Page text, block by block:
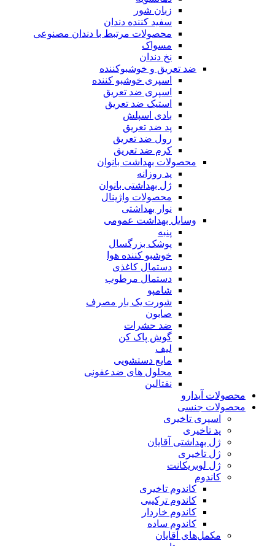
زبان شور
سفید کننده دندان
محصولات مرتبط با دندان مصنوعی
مسواک
نخ دندان
ضد تعریق و خوشبوکننده
اسپری خوشبو کننده
اسپری ضد تعریق
استیک ضد تعریق
بادی اسپلش
پد ضد تعریق
رول ضد تعریق
کرم ضد تعریق
محصولات بهداشت بانوان
پد روزانه
ژل بهداشتی بانوان
محصولات واژینال
نوار بهداشتی
وسایل بهداشت عمومی
پنبه
پوشک بزرگسال
خوشبو کننده هوا
دستمال کاغذی
دستمال مرطوب
شامپو
شورت یک بار مصرف
صابون
ضد حشرات
گوش پاک کن
لیف
مایع دستشویی
محلول های ضدعفونی
نفتالین
محصولات آیدارو
محصولات جنسی
اسپری تاخیری
پد تاخیری
ژل بهداشتی آقایان
ژل تاخیری
ژل لوبریکانت
کاندوم
کاندوم تاخیری
کاندوم ترکیبی
کاندوم خاردار
کاندوم ساده
مکمل‌های آقایان